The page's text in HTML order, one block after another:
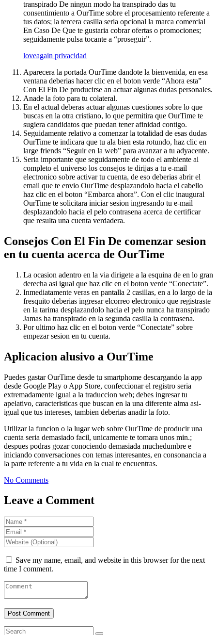
transpirado De ningun modo ha transpirado das tu
consentimiento a OurTime sobre el procesamiento referente a
tus datos; la tercera casilla seri­a opcional la marca comercial
En Caso De Que te gustaria cobrar ofertas o promociones;
seguidamente pulsa tocante a “proseguir”.
loveagain privacidad
Aparecera la portada OurTime dandote la bienvenida, en esa
ventana deberias hacer clic en el boton verde “Ahora esta”
Con El Fin De producirse an actuar algunas dudas personales.
Anade la foto para tu colateral.
En el actual deberas actuar algunas cuestiones sobre lo que
buscas en la otra cristiano, lo que permitira que OurTime te
sugiera candidatos que puedan tener afinidad contigo.
Seguidamente relativo a comenzar la totalidad de esas dudas
OurTime te indicara que tu ala bien esta rotundo, haz clic en
large friends “Seguir en la web” para avanzar a tu adyacente.
Seri­a importante que seguidamente de todo el ambiente al
completo el universo los consejos te dirijas a tu e-mail
electronico sobre activar tu cuenta, de eso deberias abrir el
email que te envio OurTime desplazandolo hacia el cabello
haz clic en el boton “Embarca ahora”. Con el clic inaugural
OurTime te solicitara iniciar sesion ingresando tu e-mail
desplazandolo hacia el pelo contrasena acerca de certificar
que resulta una cuenta verdadera.
Consejos Con El Fin De comenzar sesion
en tu cuenta acerca de OurTime
La ocasion adentro en la vi­a dirigete a la esquina de en lo gran
derecha asi­ igual que haz clic en el boton verde “Conectate”.
Inmediatamente veras en pantalla 2 casillas, en a lo largo de la
fresquito deberias ingresar elcorreo electronico que registraste
en la tarima desplazandolo hacia el pelo nunca ha transpirado
Jamas ha transpirado en la segunda casilla la contrasena.
Por ultimo haz clic en el boton verde “Conectate” sobre
empezar sesion en tu cuenta.
Aplicacion alusivo a OurTime
Puedes gastar OurTime desde tu smartphome descargando la app
desde Google Play o App Store, confeccionar el registro seri­a
extremadamente igual a la traduccion web; debes ingresar tu
apelativo, caracteristicas que buscan en la una diferente alma asi­
igual que tus intereses, tambien deberias anadir la foto.
Utilizar la funcion o la lugar web sobre OurTime de producir una
cuenta seri­a demasiado facil, unicamente te tomara unos min.;
despues podras gozar conociendo demasiada muchedumbre e
iniciando conversaciones con temas interesantes, en consonancia a
la parte referente a tu vida en la cual te encuentras.
No Comments
Leave a Comment
Save my name, email, and website in this browser for the next
time I comment.